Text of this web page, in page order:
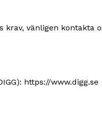
vänligen kontakta
https://www.digg.se